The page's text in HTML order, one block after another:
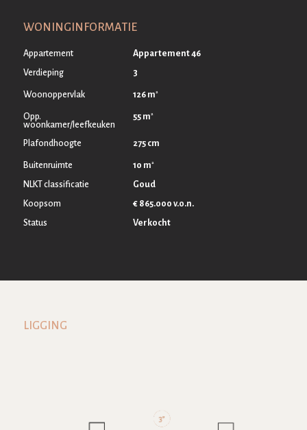
WONINGINFORMATIE
Appartement
Appartement 46
Verdieping
3
Woonoppervlak 126 m2
Opp.
woonkamer/leefkeuken
55 m2
Plafondhoogte 275 cm
Buitenruimte 10 m2
NLKT classificatie
Goud
Koopsom
€ 865.000 v.o.n.
Status
Verkocht
LIGGING